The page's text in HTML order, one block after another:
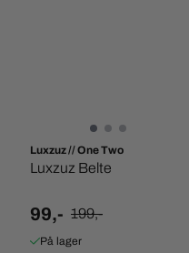
Luxzuz // One Two
Luxzuz Belte
99,- 199,-
På lager